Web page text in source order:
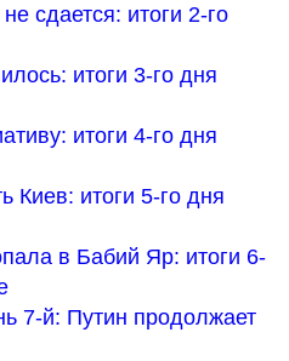
сдается: итоги 2-го
итоги 3-го дня
итоги 4-го дня
Киев: итоги 5-го дня
в Бабий Яр: итоги 6-
7-й: Путин продолжает